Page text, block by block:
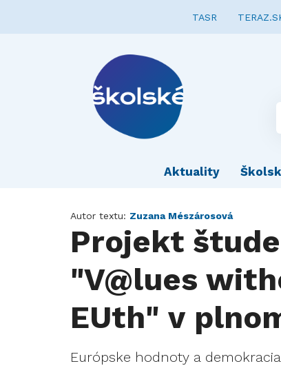
TASR
Aktuality
Autor textu: Zuzana Mészárosová
Projekt
"V@lues
EUth" v
Európske hodnoty a